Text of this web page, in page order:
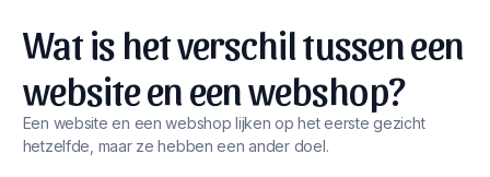
Wat is het verschil tussen een
website en een webshop?
Een website en een webshop lijken op het eerste gezicht
hetzelfde, maar ze hebben een ander doel.